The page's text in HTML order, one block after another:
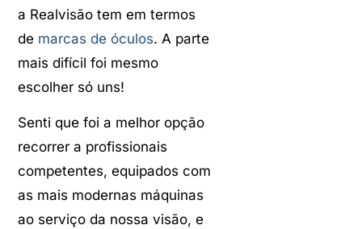
a Realvisão tem em termos
de marcas de óculos. A parte
mais difícil foi mesmo
escolher só uns!
Senti que foi a melhor opção
recorrer a profissionais
competentes, equipados com
as mais modernas máquinas
ao serviço da nossa visão, e